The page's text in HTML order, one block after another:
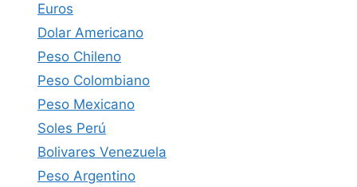
Euros
Dolar Americano
Peso Chileno
Peso Colombiano
Peso Mexicano
Soles Perú
Bolivares Venezuela
Peso Argentino